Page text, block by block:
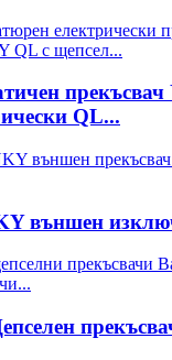
QL...
външен